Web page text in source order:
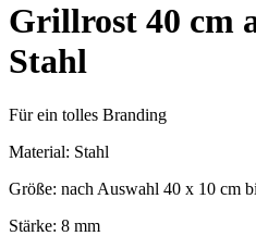
Grillrost 40 cm
Stahl
Für ein tolles Branding
Material: Stahl
Größe: nach Auswahl 40 x 10 cm
Stärke: 8 mm